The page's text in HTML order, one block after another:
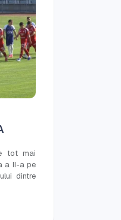
tot mai
a II-a pe
dintre